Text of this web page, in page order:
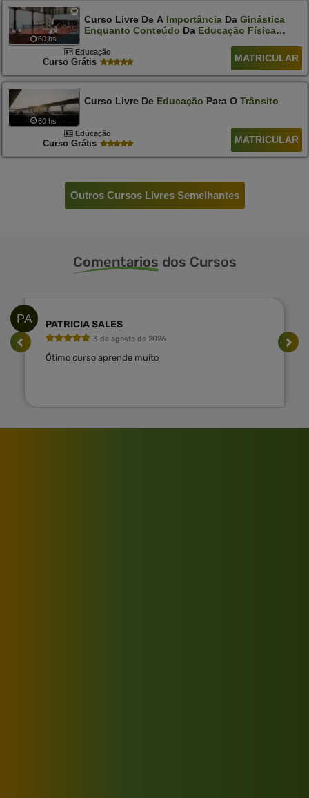
60 hs
Curso Livre De A ImportânciaDa Ginástica
Enquanto Conteúdo Da Educação Física
Educação
Curso Grátis MATRICULAR
60 hs
Curso Livre De Educação Para O Trânsito
Educação
Curso Grátis MATRICULAR
Outros Cursos Livres Semelhantes
Comentarios dos Cursos
PA PATRICIA SALES
3 de agosto de 2026
Ótimo curso aprende muito